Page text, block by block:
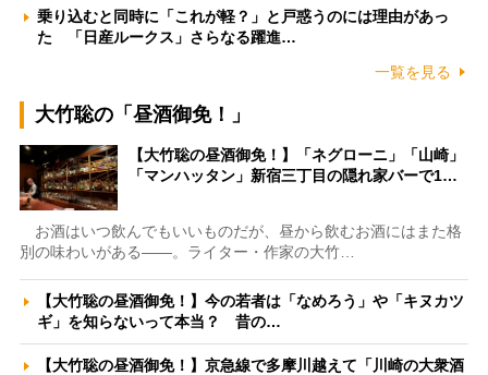
乗り込むと同時に「これが軽？」と戸惑うのには理由があっ
た 「日産ルークス」さらなる躍進…
一覧を見る
大竹聡の「昼酒御免！」
【大竹聡の昼酒御免！】「ネグローニ」「山崎」
「マンハッタン」新宿三丁目の隠れ家バーで1…
お酒はいつ飲んでもいいものだが、昼から飲むお酒にはまた格
別の味わいがある――。ライター・作家の大竹…
【大竹聡の昼酒御免！】今の若者は「なめろう」や「キヌカツ
ギ」を知らないって本当？ 昔の…
【大竹聡の昼酒御免！】京急線で多摩川越えて「川崎の大衆酒